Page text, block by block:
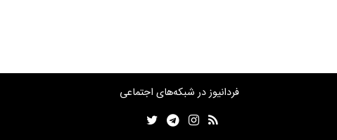
فردانیوز در شبکه‌های اجتماعی